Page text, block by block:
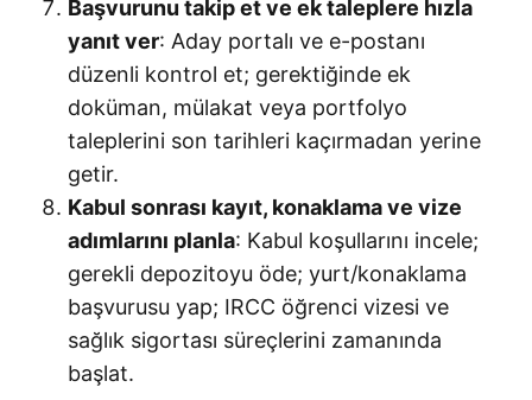
Başvurunu takip et ve ek taleplere hızla
yanıt ver: Aday portalı ve e-postanı
düzenli kontrol et; gerektiğinde ek
doküman, mülakat veya portfolyo
taleplerini son tarihleri kaçırmadan yerine
getir.
Kabul sonrası kayıt, konaklama ve vize
adımlarını planla: Kabul koşullarını incele;
gerekli depozitoyu öde; yurt/konaklama
başvurusu yap; IRCC öğrenci vizesi ve
sağlık sigortası süreçlerini zamanında
başlat.